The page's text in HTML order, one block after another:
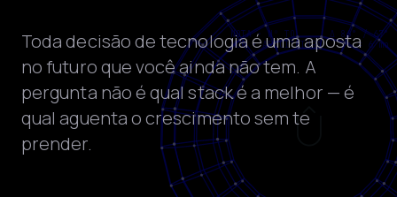
Toda decisão de tecnologia é uma aposta
no futuro que você ainda não tem. A
pergunta não é qual stack é a melhor — é
qual aguenta o crescimento sem te
prender.